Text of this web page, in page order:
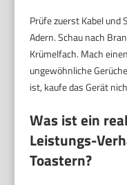
Prüfe zuerst Kabel und
Adern. Schau nach
Krümelfach. Mach
ungewöhnliche
ist, kaufe das Gerät
Was ist ein
Leistungs-
Toastern?